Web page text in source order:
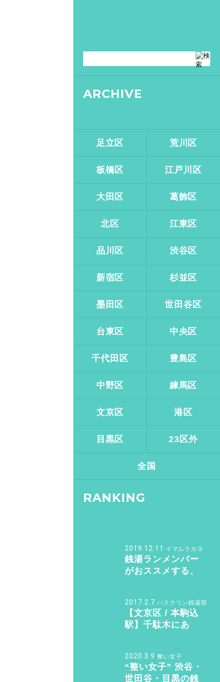
ARCHIVE
足立区 荒川区
板橋区 江戸川区
大田区 葛飾区
北区 江東区
品川区 渋谷区
新宿区 杉並区
墨田区 世田谷区
台東区 中央区
千代田区 豊島区
中野区 練馬区
文京区 港区
目黒区 23区外
全国
RANKING
2019.12.11 イマムラカヨ
銭湯ランメンバー
がおススメする、
ューシュ』
2017.2.7 バスクリン銭湯部
【文京区 / 本駒込
駅】千駄木にあ
女性も行きたくな
る「ふくの湯」
2020.3.9 整い女子
“整い女子” 渋谷・
世田谷・目黒の銭